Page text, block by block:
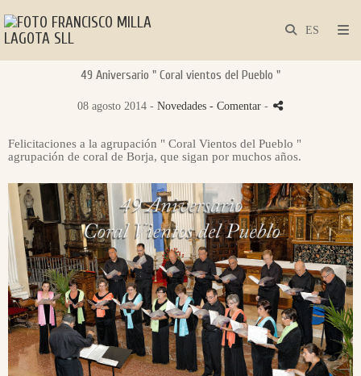
49 Aniversario " Coral vientos del Pueblo "
08 agosto 2014 - Novedades - Comentar -
Felicitaciones a la agrupación " Coral Vientos del Pueblo "
agrupación de coral de Borja, que sigan por muchos años.